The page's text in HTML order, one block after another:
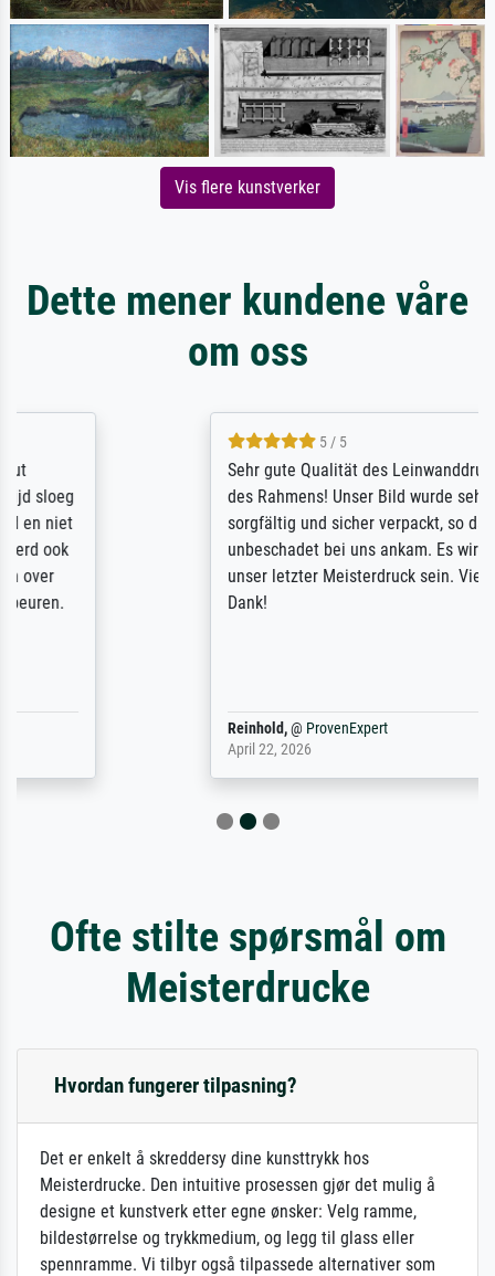
Vis flere kunstverker
Dette mener kundene våre
om oss
Sehr gute Qualität des Leinwanddrucks und
des Rahmens! Unser Bild wurde sehr
sorgfältig und sicher verpackt, so dass es
unbeschadet bei uns ankam. Es wird nicht
unser letzter Meisterdruck sein. Vielen
ProvenExpert
Ofte stilte spørsmål om
Meisterdrucke
Hvordan fungerer tilpasning?
Det er enkelt å skreddersy dine kunsttrykk hos
Meisterdrucke. Den intuitive prosessen gjør det mulig å
designe et kunstverk etter egne ønsker: Velg ramme,
bildestørrelse og trykkmedium, og legg til glass eller
spennramme. Vi tilbyr også tilpassede alternativer som